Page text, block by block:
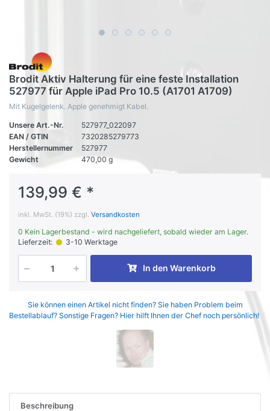
Brodit Aktiv Halterung für eine feste Installation
527977 für Apple iPad Pro 10.5 (A1701 A1709)
Mit Kugelgelenk. Apple genehmigt Kabel.
Unsere Art.-Nr.
527977_022097
EAN / GTIN
7320285279773
Herstellernummer
527977
Gewicht
470,00 g
139,99 € *
inkl. MwSt. (19%) zzgl. Versandkosten
0 Kein Lagerbestand - wird nachgeliefert, sobald wieder am Lager.
Lieferzeit:
3-10 Werktage
In den Warenkorb
Sie können einen Artikel nicht finden? Sie haben Problem beim
Bestellablauf? Sonstige Fragen? Hier hilft Ihnen der Chef noch persönlich!
Beschreibung